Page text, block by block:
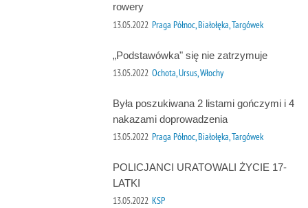
rowery
13.05.2022 Praga Północ, Białołęka, Targówek
„Podstawówka" się nie zatrzymuje
13.05.2022 Ochota, Ursus, Włochy
Była poszukiwana 2 listami gończymi i 4
nakazami doprowadzenia
13.05.2022 Praga Północ, Białołęka, Targówek
POLICJANCI URATOWALI ŻYCIE 17-
LATKI
13.05.2022 KSP